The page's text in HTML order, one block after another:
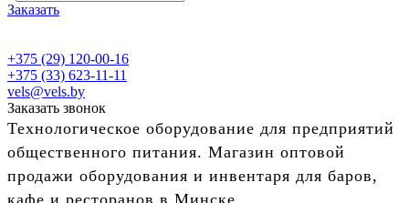
Заказать
+375 (29) 120-00-16
+375 (33) 623-11-11
vels@vels.by
Заказать звонок
Технологическое оборудование для предприятий
общественного питания. Магазин оптовой
продажи оборудования и инвентаря для баров,
кафе и ресторанов в Минске